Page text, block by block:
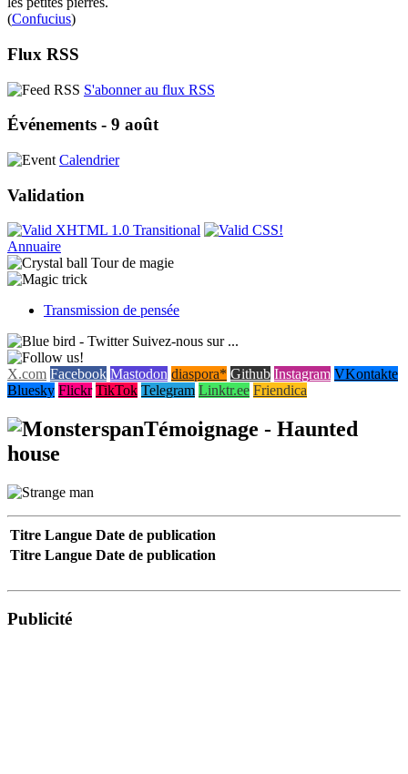
(Confucius)
Flux RSS
S'abonner au flux RSS
Événements - 9 août
Calendrier
Validation
Annuaire
Tour de magie
Transmission de pensée
Suivez-nous sur ...
X.com Facebook Mastodon diaspora* Github Instagram VKontakte
Bluesky Flickr TikTok Telegram Linktr.ee Friendica
Témoignage - Haunted
house
Titre Langue Date de publication
Titre Langue Date de publication
Publicité